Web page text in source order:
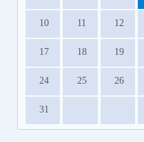
10 11 12
17 18 19
24 25 26
31